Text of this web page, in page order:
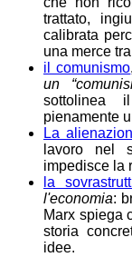
trattato,
calibrata
una merce
il comunismo,
un
sottolinea
pienamente
La
lavoro nel
impedisce la
la
l'economia:
Marx spiega
storia
idee.